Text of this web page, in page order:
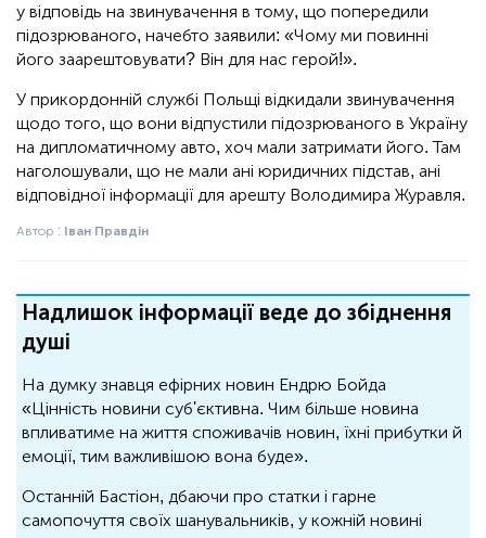
у відповідь на звинувачення в тому, що попередили
підозрюваного, начебто заявили: «Чому ми повинні
його заарештовувати? Він для нас герой!».
У прикордонній службі Польщі відкидали звинувачення
щодо того, що вони відпустили підозрюваного в Україну
на дипломатичному авто, хоч мали затримати його. Там
наголошували, що не мали ані юридичних підстав, ані
відповідної інформації для арешту Володимира Журавля.
Автор : Іван Правдін
Надлишок інформації веде до збіднення
душі
На думку знавця ефірних новин Ендрю Бойда
«Цінність новини суб'єктивна. Чим більше новина
впливатиме на життя споживачів новин, їхні прибутки й
емоції, тим важливішою вона буде».
Останній Бастіон, дбаючи про статки і гарне
самопочуття своїх шанувальників, у кожній новині